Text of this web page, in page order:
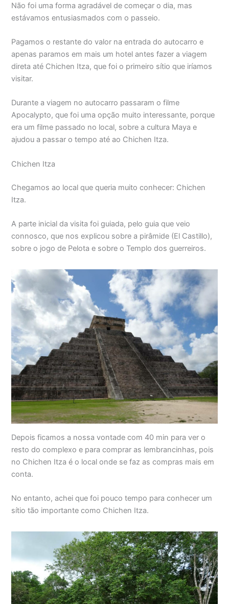
Não foi uma forma agradável de começar o dia, mas
estávamos entusiasmados com o passeio.
Pagamos o restante do valor na entrada do autocarro e
apenas paramos em mais um hotel antes fazer a viagem
direta até Chichen Itza, que foi o primeiro sítio que iríamos
visitar.
Durante a viagem no autocarro passaram o filme
Apocalypto, que foi uma opção muito interessante, porque
era um filme passado no local, sobre a cultura Maya e
ajudou a passar o tempo até ao Chichen Itza.
Chichen Itza
Chegamos ao local que queria muito conhecer: Chichen
Itza.
A parte inicial da visita foi guiada, pelo guia que veio
connosco, que nos explicou sobre a pirâmide (El Castillo),
sobre o jogo de Pelota e sobre o Templo dos guerreiros.
Depois ficamos a nossa vontade com 40 min para ver o
resto do complexo e para comprar as lembrancinhas, pois
no Chichen Itza é o local onde se faz as compras mais em
conta.
No entanto, achei que foi pouco tempo para conhecer um
sítio tão importante como Chichen Itza.